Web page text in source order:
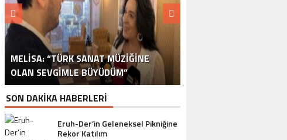
MELISA: “TÜRK SANAT MÜZIĞINE
OLAN SEVGIMLE BÜYÜDÜM”
İSPANYA SAĞLIK TURIZMINDE 2026
HEDEFLERINI BÜYÜTÜYOR
DR. ALI YÜKSELOĞLU, TÜRKIYE’NIN
2026 SAĞLIK TURIZMI VIZYONUNU
AÇIKLADI
“YAPIMCI MUSTAFA USLU HAKKINDA
SUÇ DUYURUSU”
USTA YÖNETMEN MURAT UYGUR’DAN
ULUSLARARASI AKSIYON FILMI
ÜNLÜ YAPIMCI MUSTAFA USLU VE EŞI
HAKKINDA UYUŞTURUCU ŞIKÂYETI
İSTANBUL’DAN BINGÖL’E 3 MILYON
TL’LIK GÖNÜL KÖPRÜSÜ
TURIZM SEKTÖRÜNÜN DENEYIMLI
İSMI: FATIH ERSÜ
MUSTAFA USLU HAKKINDAKI
SORUŞTURMADA SESSIZLIK TEPKI
ÇEKIYOR
OYUNCU SINAN ÇALIŞKANOĞLU
KARAKOLLUK OLDU
SON DAKİKA HABERLERİ
Eruh-Der’in Geleneksel Pikniğine
Rekor Katılım